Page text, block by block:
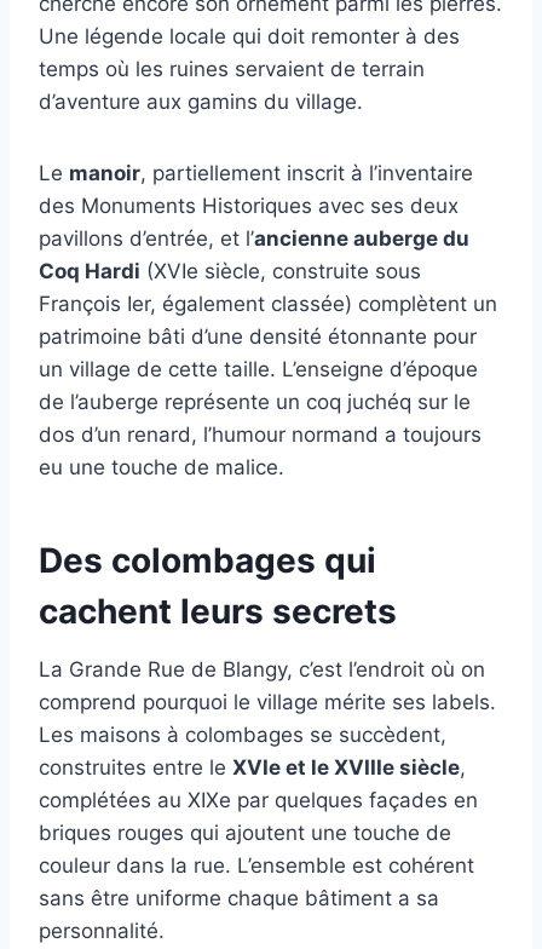
Une légende locale qui doit remonter à des
temps où les ruines servaient de terrain
d’aventure aux gamins du village.
Le manoir, partiellement inscrit à l’inventaire
des Monuments Historiques avec ses deux
pavillons d’entrée, et l’ancienne auberge du
Coq Hardi (XVIe siècle, construite sous
François Ier, également classée) complètent un
patrimoine bâti d’une densité étonnante pour
un village de cette taille. L’enseigne d’époque
de l’auberge représente un coq juchéq sur le
dos d’un renard, l’humour normand a toujours
eu une touche de malice.
Des colombages qui
cachent leurs secrets
La Grande Rue de Blangy, c’est l’endroit où on
comprend pourquoi le village mérite ses labels.
Les maisons à colombages se succèdent,
construites entre le XVIe et le XVIIIe siècle,
complétées au XIXe par quelques façades en
briques rouges qui ajoutent une touche de
couleur dans la rue. L’ensemble est cohérent
sans être uniforme chaque bâtiment a sa
personnalité.